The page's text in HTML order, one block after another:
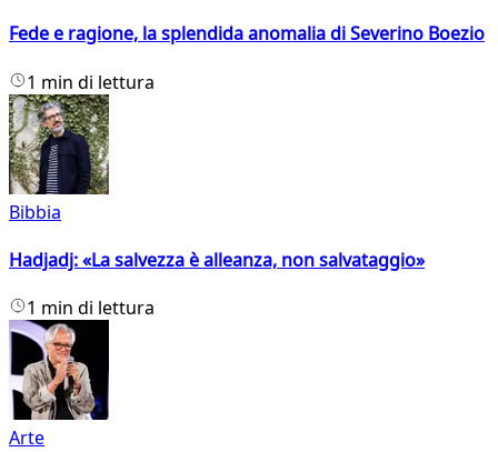
Fede e ragione, la splendida anomalia di Severino Boezio
1 min di lettura
Bibbia
Hadjadj: «La salvezza è alleanza, non salvataggio»
1 min di lettura
Arte